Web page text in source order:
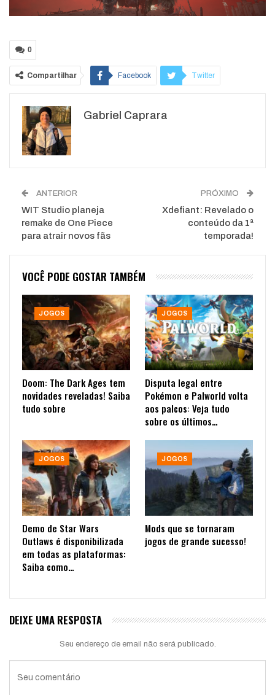
0
Compartilhar Facebook Twitter
WhatsApp
Gabriel Caprara
ANTERIOR
WIT Studio planeja
remake de One Piece
para atrair novos fãs
PRÓXIMO
Xdefiant: Revelado o
conteúdo da 1ª
temporada!
VOCÊ PODE GOSTAR TAMBÉM
JOGOS
Doom: The Dark Ages tem
novidades reveladas! Saiba
tudo sobre
JOGOS
Disputa legal entre
Pokémon e Palworld volta
aos palcos: Veja tudo
sobre os últimos…
JOGOS
Demo de Star Wars
Outlaws é disponibilizada
em todas as plataformas:
Saiba como…
JOGOS
Mods que se tornaram
jogos de grande sucesso!
DEIXE UMA RESPOSTA
Seu endereço de email não será publicado.